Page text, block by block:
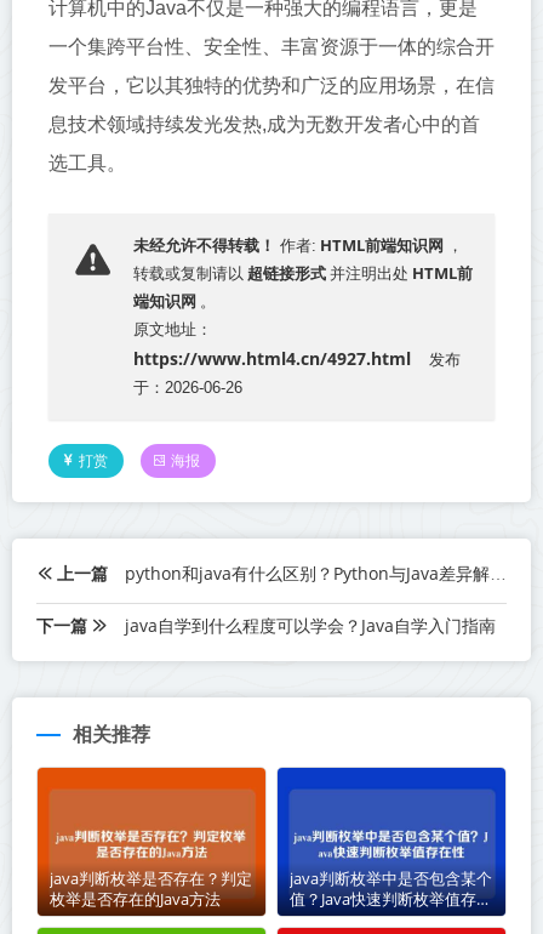
计算机中的Java不仅是一种强大的编程语言，更是
一个集跨平台性、安全性、丰富资源于一体的综合开
发平台，它以其独特的优势和广泛的应用场景，在信
息技术领域持续发光发热,成为无数开发者心中的首
选工具。
未经允许不得转载！ 作者: HTML前端知识网 ，
转载或复制请以 超链接形式 并注明出处 HTML前
端知识网 。
原文地址：
https://www.html4.cn/4927.html
发布
于：2026-06-26
打赏 海报
上一篇 python和java有什么区别？Python与Java差异解析
下一篇 java自学到什么程度可以学会？Java自学入门指南
相关推荐
java判断枚举是否存在？判定
枚举是否存在的Java方法
java判断枚举中是否包含某个
值？Java快速判断枚举值存在
性